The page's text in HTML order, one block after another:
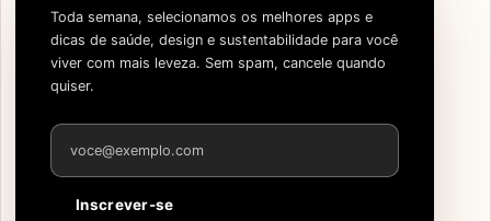
Toda semana, selecionamos os melhores apps e
dicas de saúde, design e sustentabilidade para você
viver com mais leveza. Sem spam, cancele quando
quiser.
Endereço de e-mail
Inscrever-se